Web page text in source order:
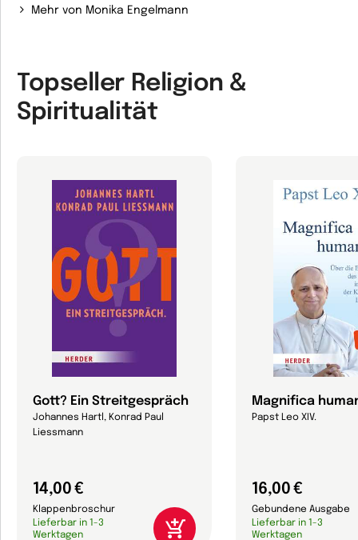
Mehr von Monika Engelmann
Topseller Religion &
Spiritualität
Gott? Ein Streitgespräch
Johannes Hartl, Konrad Paul
Liessmann
14,00 €
Klappenbroschur
Lieferbar in 1-3
Werktagen
Magnifica
Papst Leo XIV.
16,00 €
Gebundene Ausgabe
Lieferbar in 1-3
Werktagen